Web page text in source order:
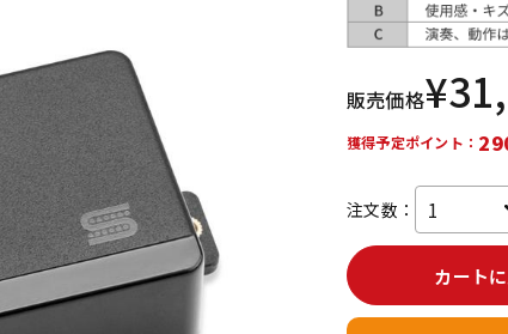
グ機器
販売価格¥
獲得予定ポイント：
注文数：
カート